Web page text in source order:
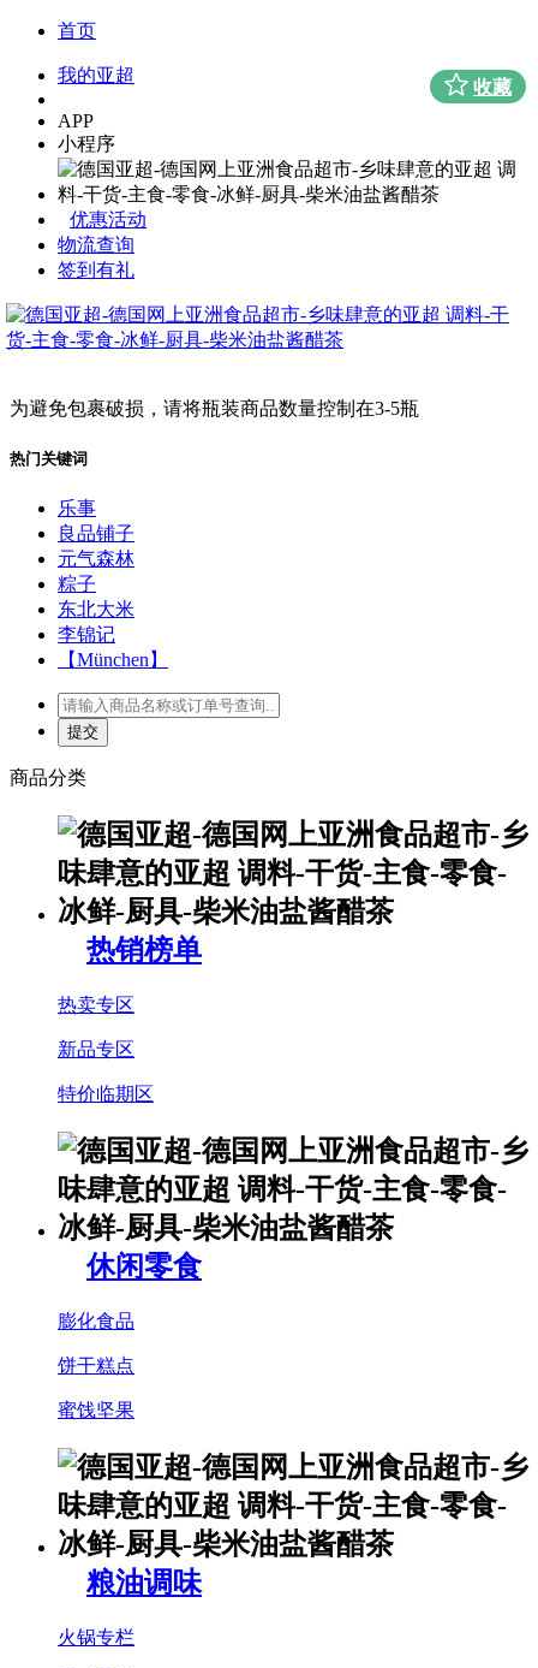
首页
我的亚超
APP
小程序
优惠活动
物流查询
签到有礼
为避免包裹破损，请将瓶装商品数量控制在3-5瓶
热门关键词
乐事
良品铺子
元气森林
粽子
东北大米
李锦记
【München】
商品分类
热销榜单
热卖专区
新品专区
特价临期区
休闲零食
膨化食品
饼干糕点
蜜饯坚果
粮油调味
火锅专栏
收藏